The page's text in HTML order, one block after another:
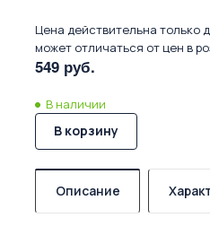
Цена действительна только
может отличаться от цен в
549 руб.
В наличии
В корзину
Описание